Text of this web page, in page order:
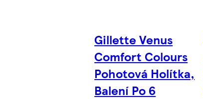
Gillette Venus
Comfort Colours
Pohotová Holítka,
Balení Po 6